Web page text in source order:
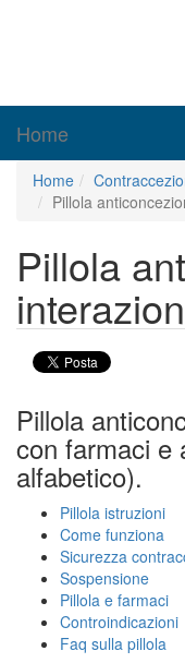
Home
Home
Pillola
Pillola
Pillola
con farmaci e
alfabetico).
Pillola istruzioni
Come funziona
Sicurezza
Sospensione
Pillola e farmaci
Controindicazioni
Faq sulla pillola